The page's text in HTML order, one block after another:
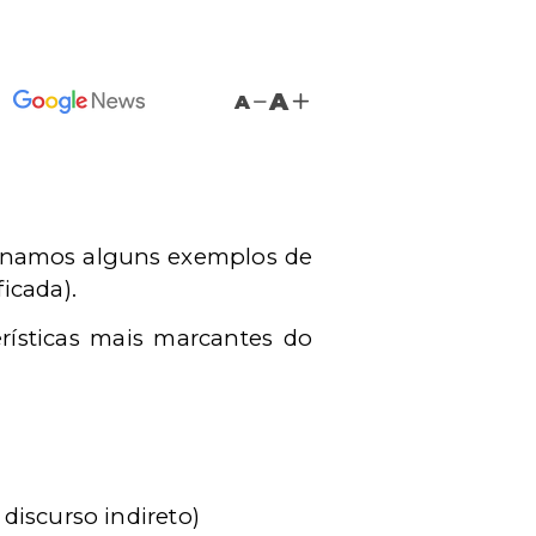
A A
alguns exemplos de
mais marcantes do
indireto)